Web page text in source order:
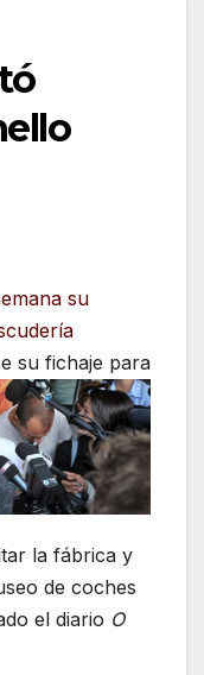
su
su fichaje para
la fábrica y
de coches
el diario O